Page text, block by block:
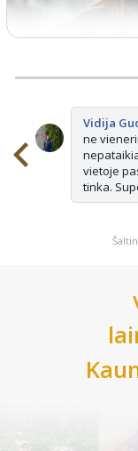
Vidija
ne
vietoje
tinka.